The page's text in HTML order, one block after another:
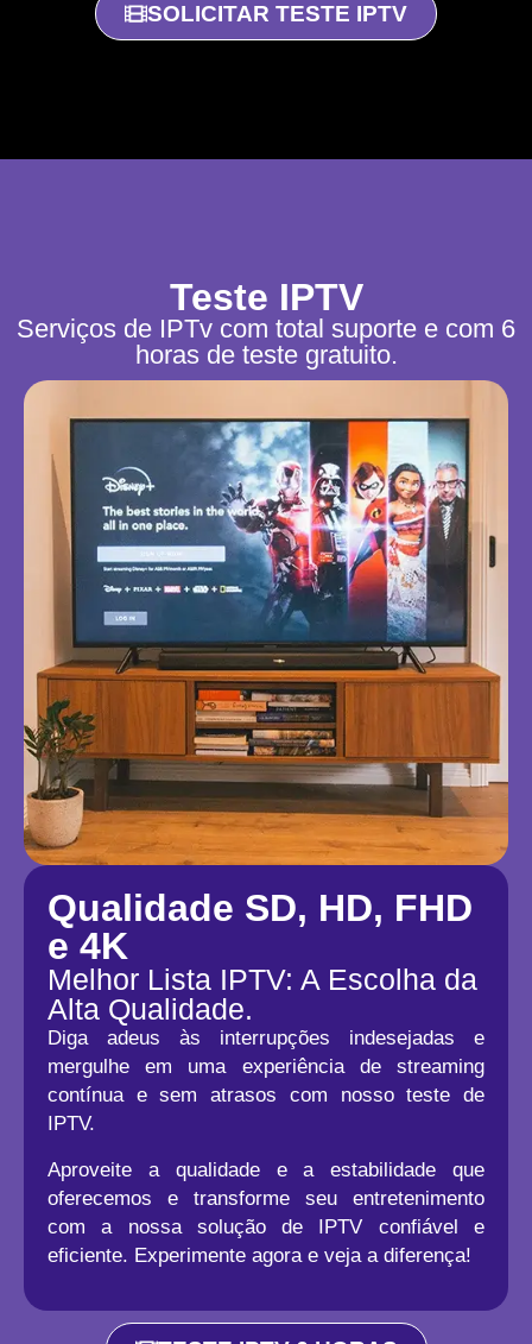
SOLICITAR TESTE IPTV
Teste IPTV
Serviços de IPTv com total suporte e com 6
horas de teste gratuito.
Qualidade SD, HD, FHD
e 4K
Melhor Lista IPTV: A Escolha da
Alta Qualidade.
Diga adeus às interrupções indesejadas e
mergulhe em uma experiência de streaming
contínua e sem atrasos com nosso teste de
IPTV.
Aproveite a qualidade e a estabilidade que
oferecemos e transforme seu entretenimento
com a nossa solução de IPTV confiável e
eficiente. Experimente agora e veja a diferença!